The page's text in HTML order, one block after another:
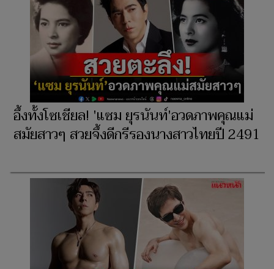
อึ้งทั้งโซเชียล! 'แซม ยุรนันท์'อวดภาพคุณแม่
สมัยสาวๆ สวยจึ้งดีกรีรองนางสาวไทยปี 2491